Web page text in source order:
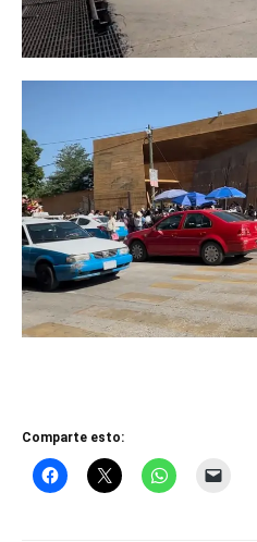
Comparte esto: